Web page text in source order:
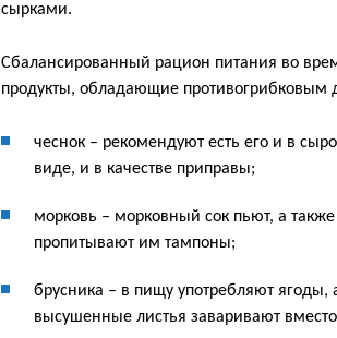
сырками.
Сбалансированный рацион питания во
продукты, обладающие противогрибковым
чеснок – рекомендуют есть его и в
виде, и в качестве приправы;
морковь – морковный сок пьют, а также
пропитывают им тампоны;
брусника – в пищу употребляют ягоды,
высушенные листья заваривают